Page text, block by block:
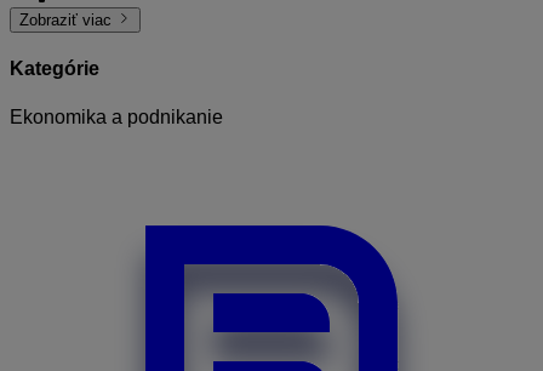
Zobraziť viac
Kategórie
Ekonomika a podnikanie